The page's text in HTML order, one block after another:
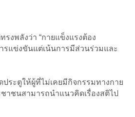
รงพลังว่า “กายแข็งแรงต้อง
รแข่งขันแต่เน้นการมีส่วนร่วมและ
ระตูให้ผู้ที่ไม่เคยมีกิจกรรมทางกาย
าชนสามารถนำแนวคิดเรื่องสติไป